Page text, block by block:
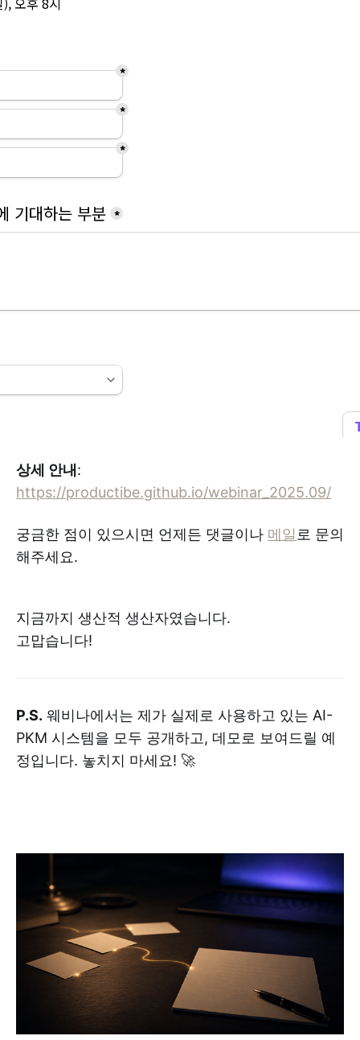
상세 안내:
https://productibe.github.io/webinar_2025.09/
궁금한 점이 있으시면 언제든 댓글이나 메일 로 문의
해주세요.
지금까지 생산적 생산자였습니다.
고맙습니다!
P.S. 웨비나에서는 제가 실제로 사용하고 있는 AI-
PKM 시스템을 모두 공개하고, 데모로 보여드릴 예
정입니다. 놓치지 마세요! 🚀